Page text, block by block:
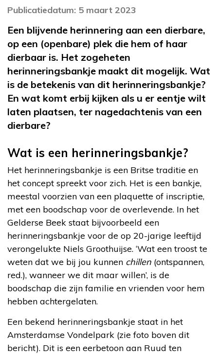
Publicatiedatum: 5 maart 2023
Een blijvende herinnering aan een dierbare,
op een (openbare) plek die hem of haar
dierbaar is. Het zogeheten
herinneringsbankje maakt dit mogelijk. Wat
is de betekenis van dit herinneringsbankje?
En wat komt erbij kijken als u er eentje wilt
laten plaatsen, ter nagedachtenis van een
dierbare?
Wat is een herinneringsbankje?
Het herinneringsbankje is een Britse traditie en
het concept spreekt voor zich. Het is een bankje,
meestal voorzien van een plaquette of inscriptie,
met een boodschap voor de overlevende. In het
Gelderse Beek staat bijvoorbeeld een
herinneringsbankje voor de op 20-jarige leeftijd
verongelukte Niels Groothuijse. ‘Wat een troost te
weten dat we bij jou kunnen chillen (ontspannen,
red.), wanneer we dit maar willen’, is de
boodschap die zijn familie en vrienden voor hem
hebben achtergelaten.
Een bekend herinneringsbankje staat in het
Amsterdamse Vondelpark (zie foto boven dit
bericht). Dit is een eerbetoon aan Ruud ten